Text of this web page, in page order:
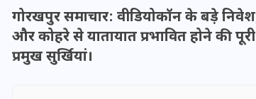
गोरखपुर समाचार: वीडियोकॉन के बड़े निवेश,
और कोहरे से यातायात प्रभावित होने की
प्रमुख सुर्खियां।